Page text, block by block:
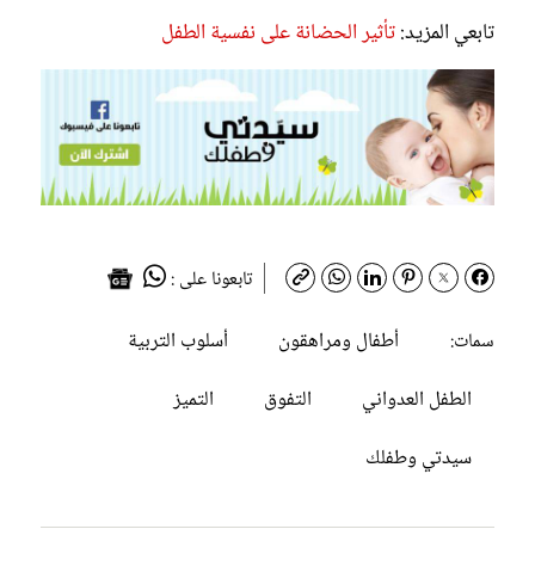
تابعي المزيد:تأثير الحضانة على نفسية الطفل
تابعونا على :
سمات:
أطفال ومراهقون
أسلوب التربية
الطفل العدواني
التفوق
التميز
سيدتي وطفلك